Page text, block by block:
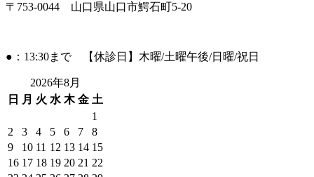
〒753-0044 山口県山口市鰐石町5-20
●：13:30まで 【休診日】木曜/土曜午後/日曜/祝日
2026年8月
日
月 火 水 木 金 土
1
2
3 4 5 6 7
8
9
10 11 12 13 14 15
16 17 18 19 20 21 22